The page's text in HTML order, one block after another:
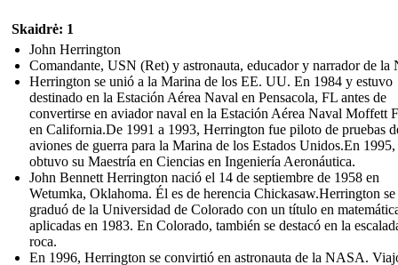
Skaidrė: 1
John Herrington
Comandante, USN (Ret) y astronauta, educador y narrador de
Herrington se unió a la Marina de los EE. UU. En 1984 y estuvo
destinado en la Estación Aérea Naval en Pensacola, FL antes de
convertirse en aviador naval en la Estación Aérea Naval Moffett
en California.De 1991 a 1993, Herrington fue piloto de pruebas
aviones de guerra para la Marina de los Estados Unidos.En 1995,
obtuvo su Maestría en Ciencias en Ingeniería Aeronáutica.
John Bennett Herrington nació el 14 de septiembre de 1958 en
Wetumka, Oklahoma. Él es de herencia Chickasaw.Herrington se
graduó de la Universidad de Colorado con un título en
aplicadas en 1983. En Colorado, también se destacó en la
roca.
En 1996, Herrington se convirtió en astronauta de la NASA.